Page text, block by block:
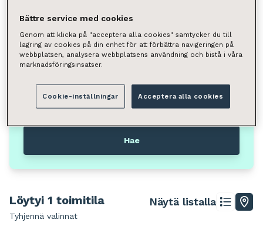
Valitse
Neliömäärä
Valitse
Voit hakea kunnan, kaupunginosan, katuosoitteen tai
postinumeron perusteella.
Hae
Löytyi 1 toimitila
Tyhjennä valinnat
Näytä listalla
Leaflet
Bättre service med cookies
Genom att klicka på "acceptera alla cookies" samtycker du till
lagring av cookies på din enhet för att förbättra navigeringen på
webbplatsen, analysera webbplatsens användning och bistå i våra
marknadsföringsinsatser.
Cookie-inställningar Acceptera alla cookies